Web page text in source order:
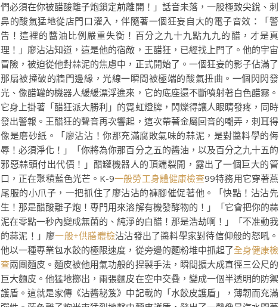
們必須在你被醋酸離子炮鎖定前離開！」話音未落，一股極致尖銳、刺
鼻的酸氣猛地從店門口灌入，伴隨著一個狂妄自大的電子音效：「警
告！這裡的醬油比例嚴重失衡！百分之九十九點九九的醋，才是真
理！」廖沾沾知道，這是他的宿敵，王醋狂，已經找上門了。他的宇宙
冒險，被迫從他對蒜泥的焦慮中，正式開始了。一個狂妄的影子佔滿了
那扇被撞破的牆門邊緣，光線一瞬間被極端的酸氣扭曲。一個閃閃發
光、像醋罐的機器人緩緩漂浮進來，它的底座還不斷噴射著白色醋霧。
它身上掛著「醋狂派大勝利」的霓虹燈牌，閃爍得讓人眼睛發疼，同時
發出警報。王醋狂的聲音再次響起，這次帶著金屬回音的嘲弄，刺耳得
像是磨砂紙。「廖沾沾！你那充滿腐敗氣味的蒜泥，是對醬料學的侮
辱！必須淨化！」「你將為你那百分之五的醬油，以及百分之九十五的
邪惡蒜頭付出代價！」醋罐機器人的頂端裂開，露出了一個巨大的管
口，正在聚積藍色光芒。K-9一般勞工身體健康檢查99特務用它穿著燕
尾服的小爪子，一把抓住了廖沾沾的褲腳催促著他。「快點！沾沾先
生！那是醋酸離子炮！專門用來溶解有機發酵物的！」「它會把你的蒜
泥在零點一秒內變成無菌的、純淨的白醋！那是浩劫啊！」「不准動我
的蒜泥！」廖一般+供膳體檢沾沾發出了醬料學家對待信仰般的怒吼。
他以一種專業包水餃的極限速度，從旁邊的麵粉堆中抓起了全身健康檢
查兩團麵皮。麵皮被他用氣功般的捏製手法，瞬間擴大成直徑三公尺的
巨大麵皮。他猛地擲出，兩張麵皮在空中交疊，變成一個半透明的防禦
護盾。這就是家傳《沾醬秘笈》中記載的「水餃皮護盾」，薄韌而充滿